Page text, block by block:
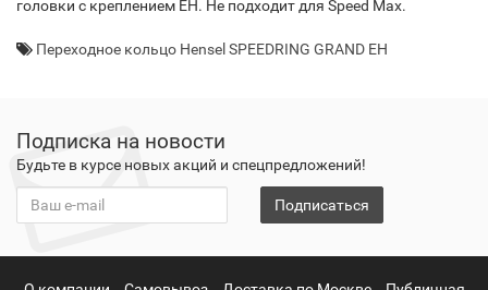
головки с креплением EH. Не подходит для Speed Max.
Переходное кольцо Hensel SPEEDRING GRAND EH
Подписка на новости
Будьте в курсе новых акций и спецпредложений!
Подписаться